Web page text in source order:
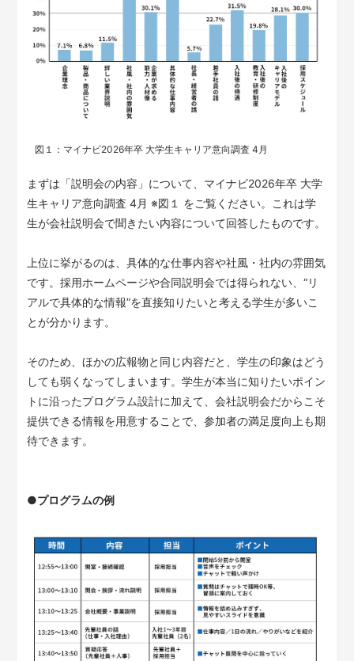
図１：マイナビ2026年卒 大学生キャリア意向調査 4月
まずは「説明会の内容」について、マイナビ2026年卒 大学
生キャリア意向調査 4月 ※図１ をご覧ください。これは学
生が会社説明会で聞きたい内容について回答したものです。
上位に挙がるのは、具体的な仕事内容や社風・社内の雰囲気
です。採用ホームページや合同説明会では得られない、“リ
アルで具体的な情報”を直接知りたいと考える学生が多いこ
とが分かります。
そのため、ほかの広報物と同じ内容だと、学生の印象はどう
しても弱くなってしまいます。学生が本当に知りたいポイン
トに沿ったプログラム設計に加えて、会社説明会だからこそ
提供できる情報を用意することで、参加者の満足度向上も期
待できます。
●プログラムの例